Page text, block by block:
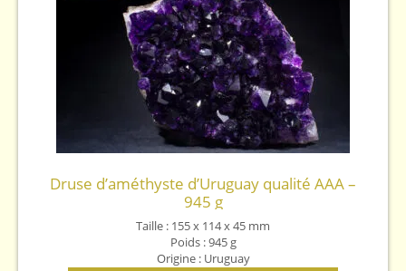
Druse d’améthyste d’Uruguay qualité AAA –
945 g
Taille : 155 x 114 x 45 mm
Poids : 945 g
Origine : Uruguay